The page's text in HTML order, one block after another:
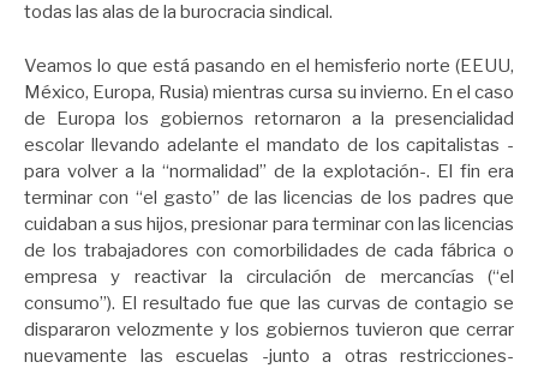
todas las alas de la burocracia sindical.
Veamos lo que está pasando en el hemisferio norte (EEUU,
México, Europa, Rusia) mientras cursa su invierno. En el caso
de Europa los gobiernos retornaron a la presencialidad
escolar llevando adelante el mandato de los capitalistas -
para volver a la “normalidad” de la explotación-. El fin era
terminar con “el gasto” de las licencias de los padres que
cuidaban a sus hijos, presionar para terminar con las licencias
de los trabajadores con comorbilidades de cada fábrica o
empresa y reactivar la circulación de mercancías (“el
consumo”). El resultado fue que las curvas de contagio se
dispararon velozmente y los gobiernos tuvieron que cerrar
nuevamente las escuelas -junto a otras restricciones-